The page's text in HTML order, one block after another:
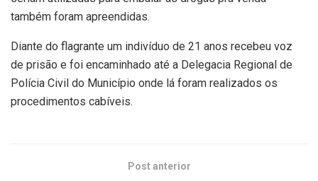
também foram apreendidas.
Diante do flagrante um indivíduo de 21 anos recebeu voz
de prisão e foi encaminhado até a Delegacia Regional de
Polícia Civil do Município onde lá foram realizados os
procedimentos cabíveis.
Post anterior